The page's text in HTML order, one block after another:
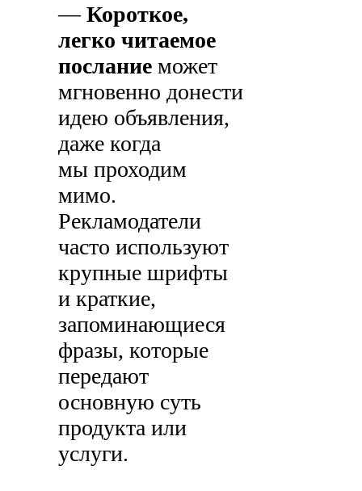
—Короткое,
легко читаемое
послание может
мгновенно донести
идею объявления,
даже когда
мы проходим
мимо.
Рекламодатели
часто используют
крупные шрифты
и краткие,
запоминающиеся
фразы, которые
передают
основную суть
продукта или
услуги.